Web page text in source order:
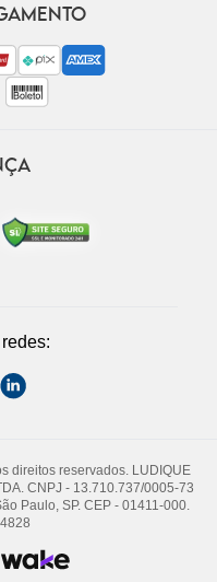
direitos reservados. LUDIQUE
CNPJ - 13.710.737/0005-73
Paulo, SP. CEP - 01411-000.